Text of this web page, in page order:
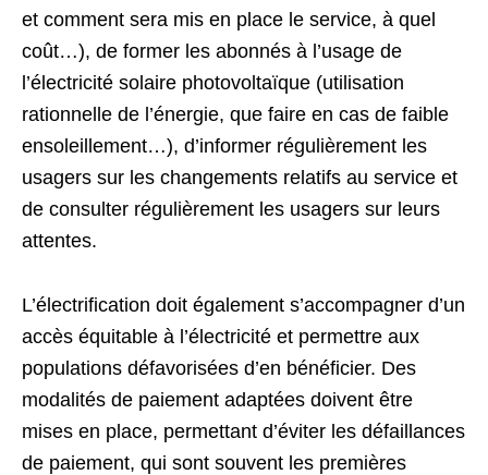
et comment sera mis en place le service, à quel
coût…), de former les abonnés à l’usage de
l’électricité solaire photovoltaïque (utilisation
rationnelle de l’énergie, que faire en cas de faible
ensoleillement…), d’informer régulièrement les
usagers sur les changements relatifs au service et
de consulter régulièrement les usagers sur leurs
attentes.
L’électrification doit également s’accompagner d’un
accès équitable à l’électricité et permettre aux
populations défavorisées d’en bénéficier. Des
modalités de paiement adaptées doivent être
mises en place, permettant d’éviter les défaillances
de paiement, qui sont souvent les premières